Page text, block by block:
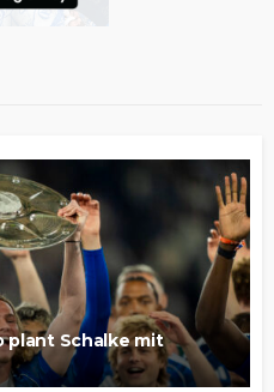
plant Schalke mit